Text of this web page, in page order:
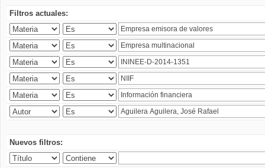
Filtros actuales:
Nuevos filtros: